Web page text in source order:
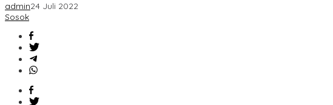
admin24 Juli 2022
Sosok